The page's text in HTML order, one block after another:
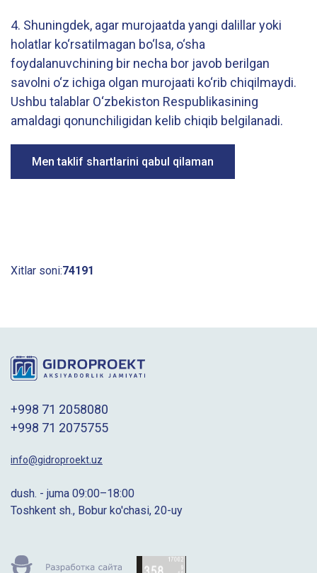
4. Shuningdek, agar murojaatda yangi dalillar yoki
holatlar ko‘rsatilmagan bo‘lsa, o‘sha
foydalanuvchining bir necha bor javob berilgan
savolni o‘z ichiga olgan murojaati ko‘rib chiqilmaydi.
Ushbu talablar O‘zbekiston Respublikasining
amaldagi qonunchiligidan kelib chiqib belgilanadi.
Men taklif shartlarini qabul qilaman
Xitlar soni:74191
+998 71 2058080
+998 71 2075755
info@gidroproekt.uz
dush. - juma 09:00–18:00
Toshkent sh., Bobur ko'chasi, 20-uy